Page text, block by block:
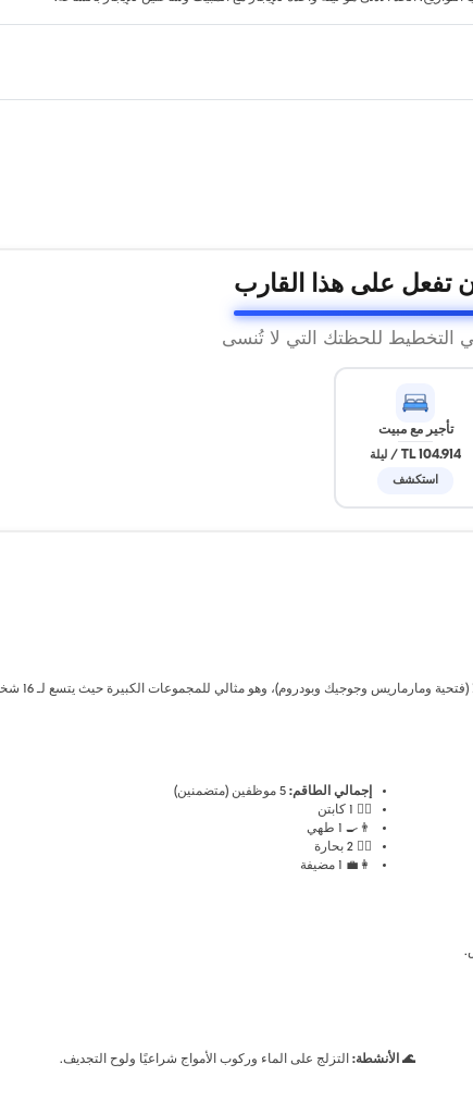
تفعل على هذا القارب
في التخطيط للحظتك التي لا تُنسى
تأجير مع مبيت
104.914 TL
/ ليلة
استكشف
يتمتع هذا القارب الذي يبلغ طوله 28 مترًا بموقع مرن على طول سواحل
إجمالي الطاقم:
👨‍✈️ 1 كابتن
👨‍🍳 1 طهي
🧑‍✈️ 2 بحارة
👩‍💼 1 مضيفة
🌊 الأنشطة: التزلج على الماء وركوب الأمواج شراعيًا ولوح التجديف.